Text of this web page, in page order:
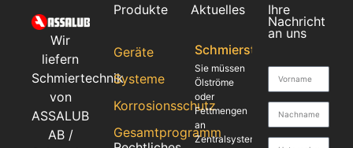
Wir
liefern
Schmiertechnik
von
ASSALUB
AB /
Produkte
Geräte
Systeme
Korrosionsschutz
Gesamtprogramm
Aktuelles
Sie müssen
Ölströme
oder
Fettmengen
an
Zentralsystemen
Ihre
Nachricht
an uns